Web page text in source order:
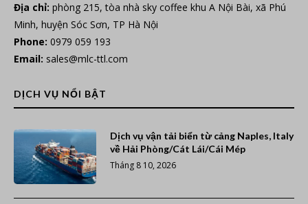
Địa chỉ: phòng 215, tòa nhà sky coffee khu A Nội Bài, xã Phú
Minh, huyện Sóc Sơn, TP Hà Nội
Phone: 0979 059 193
Email: sales@mlc-ttl.com
DỊCH VỤ NỔI BẬT
Dịch vụ vận tải biển từ cảng Naples, Italy
về Hải Phòng/Cát Lái/Cái Mép
Tháng 8 10, 2026